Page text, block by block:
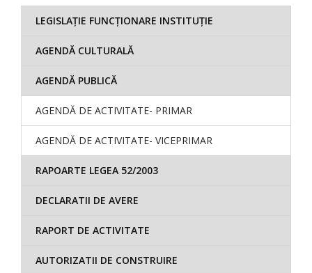
LEGISLAȚIE FUNCȚIONARE INSTITUȚIE
AGENDĂ CULTURALĂ
AGENDĂ PUBLICĂ
AGENDĂ DE ACTIVITATE- PRIMAR
AGENDĂ DE ACTIVITATE- VICEPRIMAR
RAPOARTE LEGEA 52/2003
DECLARATII DE AVERE
RAPORT DE ACTIVITATE
AUTORIZATII DE CONSTRUIRE